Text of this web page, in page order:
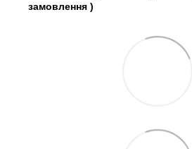
замовлення )